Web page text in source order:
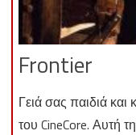
Frontier
Γειά σας παιδιά
του CineCore. Αυτή